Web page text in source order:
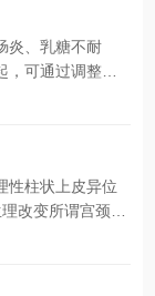
炎、乳糖不耐
可通过调整饮
性柱状上皮异位
改变所谓宫颈